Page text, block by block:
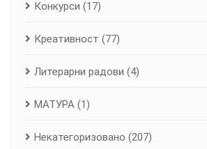
Конкурси (17)
Креативност (77)
Литерарни радови (4)
МАТУРА (1)
Некатегоризовано (207)